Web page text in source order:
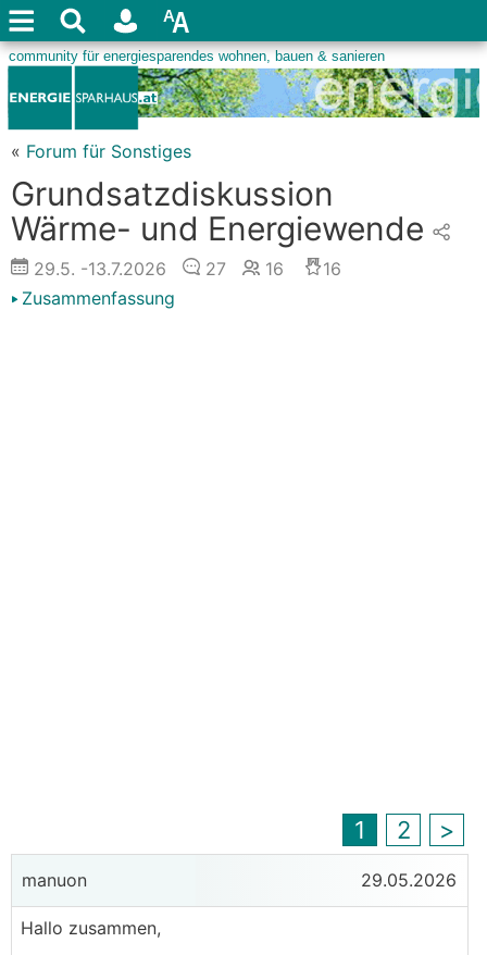
« Forum für Sonstiges
Grundsatzdiskussion
Wärme- und Energiewende
29.5. -13.7.2026 27 16
16
Zusammenfassung
1 2 >
manuon 29.05.2026
Hallo zusammen,